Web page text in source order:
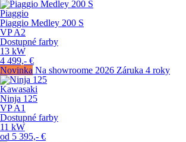
Piaggio
Piaggio Medley 200 S
VPA2
Dostupné farby
13 kW
4 499,- €
Novinka Na showroome 2026 Záruka 4 roky
Kawasaki
Ninja 125
VPA1
Dostupné farby
11 kW
od 5 395,- €